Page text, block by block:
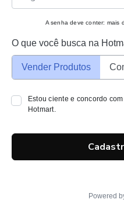
A senha deve conter: mais
O que você busca na
Vender Produtos
Estou ciente e concordo
Hotmart.
Powered